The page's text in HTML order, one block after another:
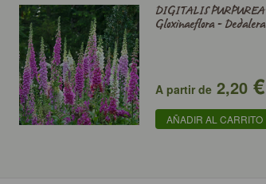
DIGITALIS PURPUREA
Gloxinaeflora - Dedalera
A partir de2,20€
AÑADIR AL CARRITO